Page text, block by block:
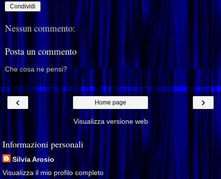
Condividi
Nessun commento:
Posta un commento
Che cosa ne pensi?
‹ ›
Home page
Visualizza versione web
Informazioni personali
Silvia Arosio
Visualizza il mio profilo completo